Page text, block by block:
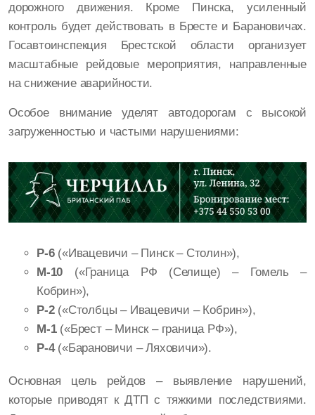
дорожного движения. Кроме Пинска, усиленный
контроль будет действовать в Бресте и Барановичах.
Госавтоинспекция Брестской области организует
масштабные рейдовые мероприятия, направленные
на снижение аварийности.
Особое внимание уделят автодорогам с высокой
загруженностью и частыми нарушениями:
Р-6(«Ивацевичи – Пинск – Столин»),
М-10 («Граница РФ (Селище) – Гомель –
Кобрин»),
Р-2(«Столбцы – Ивацевичи – Кобрин»),
М-1(«Брест – Минск – граница РФ»),
Р-4(«Барановичи – Ляховичи»).
Основная цель рейдов – выявление нарушений,
которые приводят к ДТП с тяжкими последствиями.